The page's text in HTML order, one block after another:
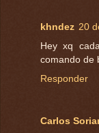
khndez 20
Hey xq
comando de
Responder
Carlos